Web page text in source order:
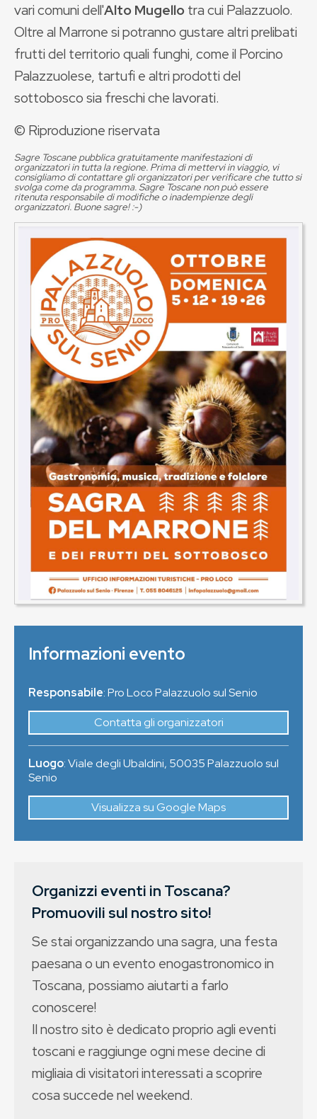
vari comuni dell'Alto Mugellotra cui Palazzuolo.
Oltre al Marrone si potranno gustare altri prelibati
frutti del territorio quali funghi, come il Porcino
Palazzuolese, tartufi e altri prodotti del
sottobosco sia freschi che lavorati.
© Riproduzione riservata
Sagre Toscane pubblica gratuitamente manifestazioni di
organizzatori in tutta la regione. Prima di mettervi in viaggio, vi
consigliamo di contattare gli organizzatori per verificare che tutto si
svolga come da programma. Sagre Toscane non può essere
ritenuta responsabile di modifiche o inadempienze degli
organizzatori. Buone sagre! :-)
Informazioni evento
Responsabile: Pro Loco Palazzuolo sul Senio
Contatta gli organizzatori
Luogo:Viale degli Ubaldini, 50035Palazzuolo sul
Senio
Visualizza su Google Maps
Organizzi eventi in Toscana?
Promuovili sul nostro sito!
Se stai organizzando una sagra, una festa
paesana o un evento enogastronomico in
Toscana, possiamo aiutarti a farlo
conoscere!
Il nostro sito è dedicato proprio agli eventi
toscani e raggiunge ogni mese decine di
migliaia di visitatori interessati a scoprire
cosa succede nel weekend.